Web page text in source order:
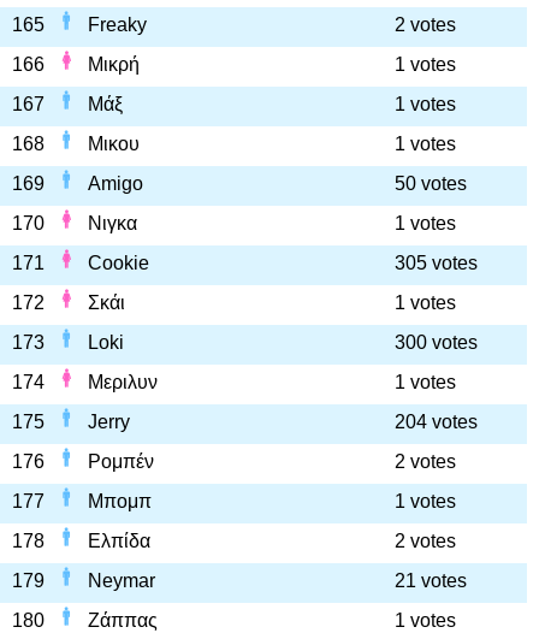
165
Freaky
2 votes
166
Μικρή
1 votes
167
Μάξ
1 votes
168
Μικου
1 votes
169
Amigo
50 votes
170
Νιγκα
1 votes
171
Cookie
305 votes
172
Σκάι
1 votes
173
Loki
300 votes
174
Μεριλυν
1 votes
175
Jerry
204 votes
176
Ρομπέν
2 votes
177
Μπομπ
1 votes
178
Ελπίδα
2 votes
179
Neymar
21 votes
180
Ζάππας
1 votes